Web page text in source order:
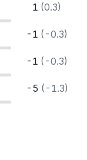
1 (0.3)
-1 (-0.3)
-1 (-0.3)
-5 (-1.3)